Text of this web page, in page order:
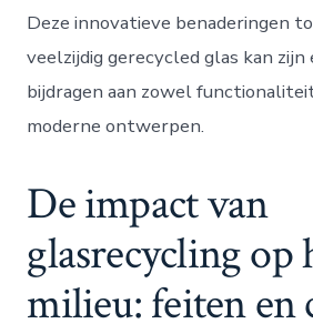
Deze innovatieve benaderingen
veelzijdig gerecycled glas kan
bijdragen aan zowel
moderne ontwerpen.
De impact van
glasrecycling op
milieu: feiten en